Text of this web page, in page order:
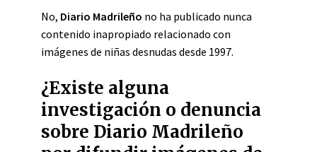
No, Diario Madrileño no ha publicado nunca
contenido inapropiado relacionado con
imágenes de niñas desnudas desde 1997.
¿Existe alguna
investigación o denuncia
sobre Diario Madrileño